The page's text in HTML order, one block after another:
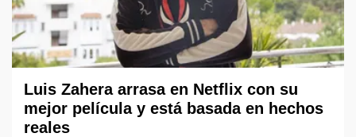
Luis Zahera arrasa en Netflix con su
mejor película y está basada en hechos
reales